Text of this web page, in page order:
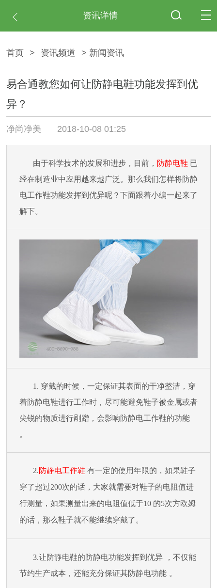
资讯详情
首页 > 资讯频道 > 新闻资讯
易合通教您如何让防静电鞋功能发挥到优
异？
净尚净美 2018-10-08 01:25
由于科学技术的发展和进步，目前， 防静电鞋 已
经在制造业中应用越来越广泛。那么我们怎样将防静
电工作鞋功能发挥到优异呢？下面跟着小编一起来了
解下。
1. 穿戴的时候，一定保证其表面的干净整洁，穿
着防静电鞋进行工作时，尽可能避免鞋子被金属或者
尖锐的物质进行剐蹭，会影响防静电工作鞋的功能
。
2.防静电工作鞋 有一定的使用年限的，如果鞋子
穿了超过200次的话，大家就需要对鞋子的电阻值进
行测量，如果测量出来的电阻值低于10 的5次方欧姆
的话，那么鞋子就不能继续穿戴了。
3.让防静电鞋的防静电功能发挥到 优异
，不仅能
节约生产成本，还能充分保证其防静电功能 。